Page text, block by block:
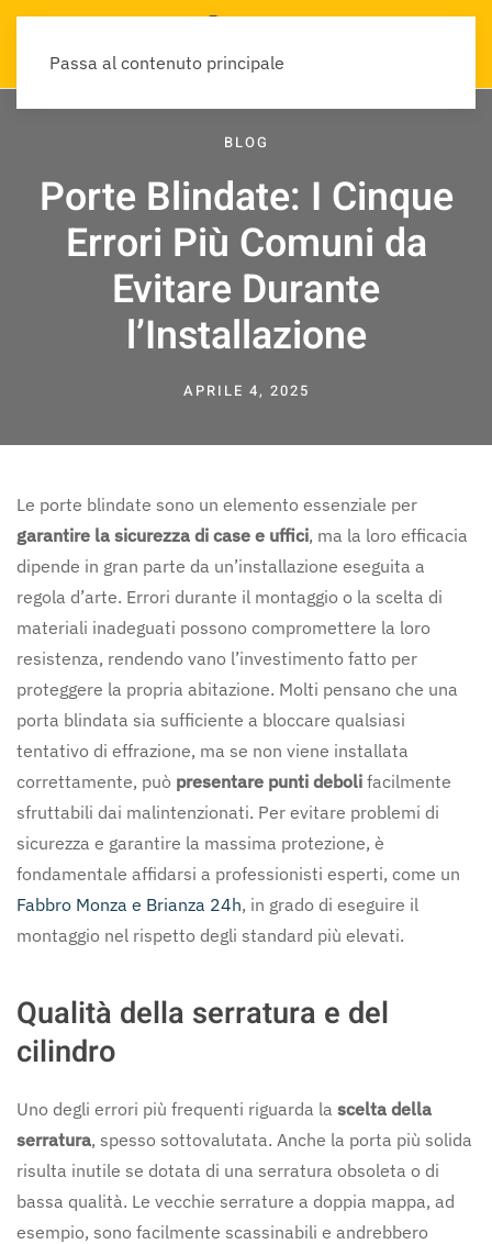
Passa al contenuto principale
BLOG
Porte Blindate: I Cinque
Errori Più Comuni da
Evitare Durante
l’Installazione
APRILE 4, 2025
Le porte blindate sono un elemento essenziale per
garantire la sicurezza di case e uffici, ma la loro efficacia
dipende in gran parte da un’installazione eseguita a
regola d’arte. Errori durante il montaggio o la scelta di
materiali inadeguati possono compromettere la loro
resistenza, rendendo vano l’investimento fatto per
proteggere la propria abitazione. Molti pensano che una
porta blindata sia sufficiente a bloccare qualsiasi
tentativo di effrazione, ma se non viene installata
correttamente, può presentare punti deboli facilmente
sfruttabili dai malintenzionati. Per evitare problemi di
sicurezza e garantire la massima protezione, è
fondamentale affidarsi a professionisti esperti, come un
Fabbro Monza e Brianza 24h, in grado di eseguire il
montaggio nel rispetto degli standard più elevati.
Qualità della serratura e del
cilindro
Uno degli errori più frequenti riguarda la scelta della
serratura, spesso sottovalutata. Anche la porta più solida
risulta inutile se dotata di una serratura obsoleta o di
bassa qualità. Le vecchie serrature a doppia mappa, ad
esempio, sono facilmente scassinabili e andrebbero